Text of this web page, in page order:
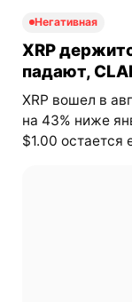
Негативная
XRP
падают,
XRP вошел в
на 43% ниже
$1.00 остается